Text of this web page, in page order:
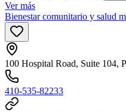
Ver más
Bienestar comunitario y salud
100 Hospital Road, Suite 104,
410-535-82233